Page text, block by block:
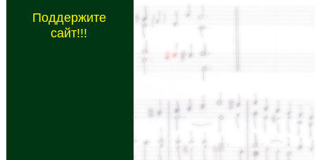
Поддержите
сайт!!!